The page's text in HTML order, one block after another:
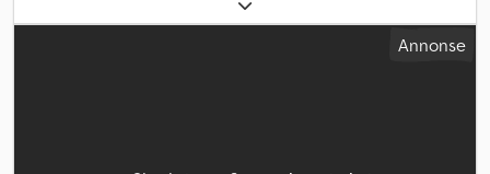
Annonse